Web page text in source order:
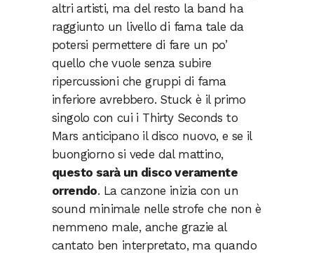
altri artisti, ma del resto la band ha
raggiunto un livello di fama tale da
potersi permettere di fare un po’
quello che vuole senza subire
ripercussioni che gruppi di fama
inferiore avrebbero. Stuck è il primo
singolo con cui i Thirty Seconds to
Mars anticipano il disco nuovo, e se il
buongiorno si vede dal mattino,
questo sarà un disco veramente
orrendo. La canzone inizia con un
sound minimale nelle strofe che non è
nemmeno male, anche grazie al
cantato ben interpretato, ma quando